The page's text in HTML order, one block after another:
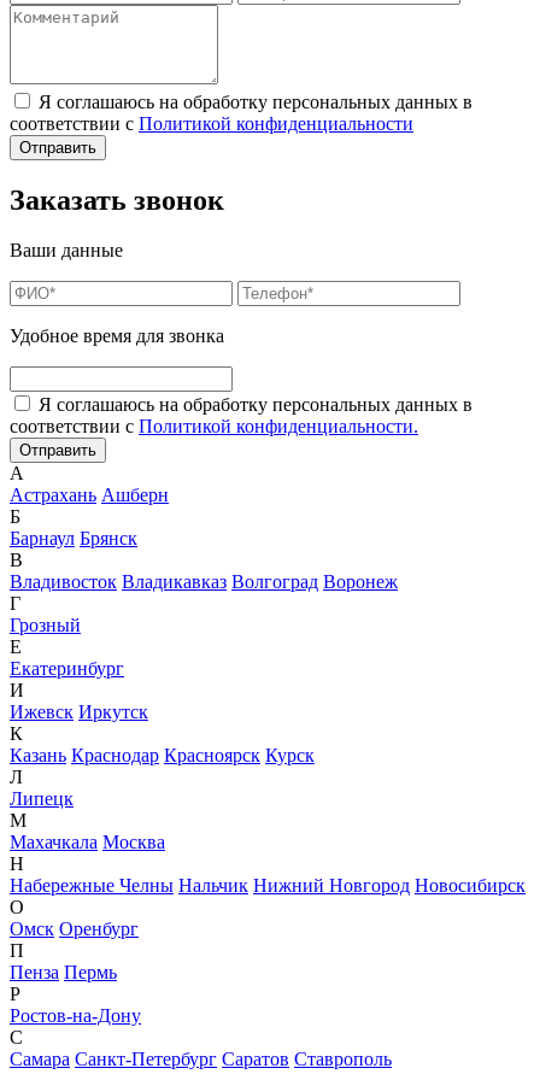
Я соглашаюсь на обработку персональных данных в
соответствии с Политикой конфиденциальности
Заказать звонок
Ваши данные
Удобное время для звонка
Я соглашаюсь на обработку персональных данных в
соответствии с Политикой конфиденциальности.
А
Астрахань Ашберн
Б
Барнаул Брянск
В
Владивосток Владикавказ Волгоград Воронеж
Г
Грозный
Е
Екатеринбург
И
Ижевск Иркутск
К
Казань Краснодар Красноярск Курск
Л
Липецк
М
Махачкала Москва
Н
Набережные Челны Нальчик Нижний Новгород Новосибирск
О
Омск Оренбург
П
Пенза Пермь
Р
Ростов-на-Дону
С
Самара Санкт-Петербург Саратов Ставрополь